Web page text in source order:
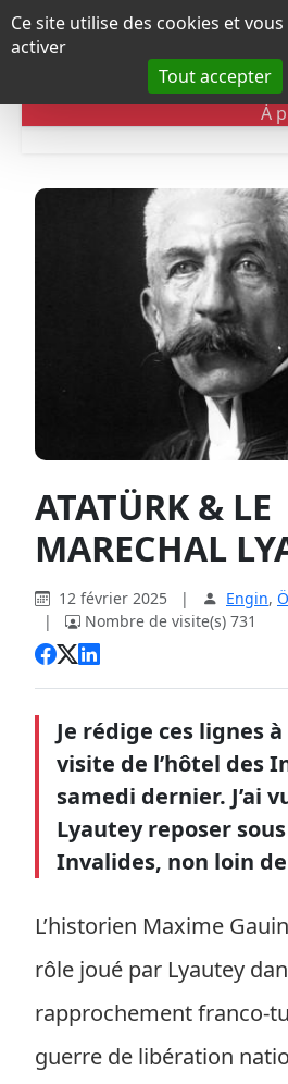
Panneau de gestion des cookies
Ce site utilise des cookies et
activer
Tout accepter
DOSSIERS
À
ATATÜRK & LE
MARECHAL
12 février 2025 | Engin,
|
Nombre de visite(s) 731
Je rédige ces lignes
visite de l’hôtel des
samedi dernier. J’ai
Lyautey reposer
Invalides, non loin
L’historien Maxime
rôle joué par Lyautey
rapprochement franco-
guerre de libération